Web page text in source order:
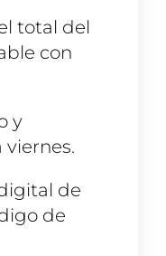
total del
con
y
viernes.
de
de